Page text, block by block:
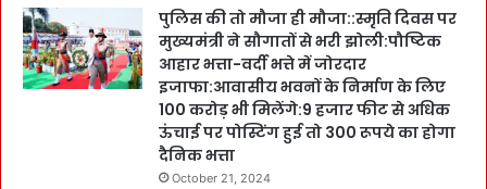
पुलिस की तो मौजा ही मौजा::स्मृति दिवस पर
मुख्यमंत्री ने सौगातों से भरी झोली:पौष्टिक
आहार भत्ता-वर्दी भत्ते में जोरदार
इजाफा:आवासीय भवनों के निर्माण के लिए
100 करोड़ भी मिलेंगे:9 हजार फीट से अधिक
ऊंचाई पर पोस्टिंग हुई तो 300 रूपये का होगा
दैनिक भत्ता
October 21, 2024